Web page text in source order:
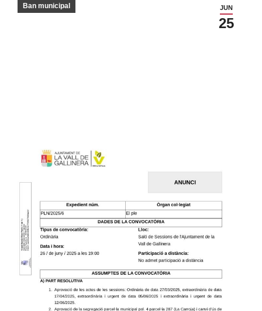
JUN
25
Ban municipal